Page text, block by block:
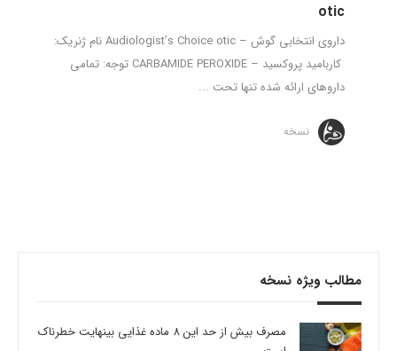
otic
داروی انتخابی گوش – Audiologist’s Choice otic نام ژنریک:
کاربامید پروکسید – CARBAMIDE PEROXIDE توجه: تمامی
داروهای ارائه شده تنها تحت ...
نسخه
مطالب ویژه نسخه
مصرف بیش از حد این 8 ماده غذایی بینهایت خطرناک